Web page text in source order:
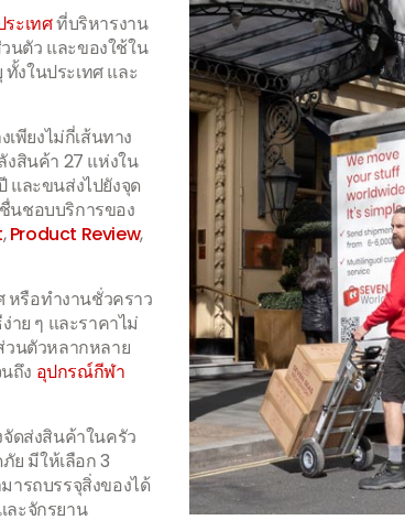
ะเทศที่บริหารงาน
นตัว และของใช้ใน
งในประเทศ และ
เพียงไม่กี่เส้นทาง
งสินค้า 27 แห่งใน
และขนส่งไปยังจุด
นชอบบริการของ
,Product Review,
หรือทำงานชั่วคราว
าย ๆ และราคาไม่
วนตัวหลากหลาย
ถึง อุปกรณ์กีฬา
ดส่งสินค้าในครัว
ย มีให้เลือก 3
รถบรรจุสิ่งของได้
ละจักรยาน